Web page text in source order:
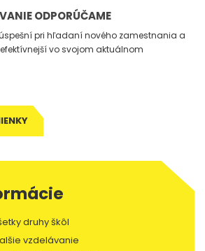
ODPORÚČAME
pri hľadaní nového zamestnania a
vo svojom aktuálnom
druhy škôl
vzdelávanie